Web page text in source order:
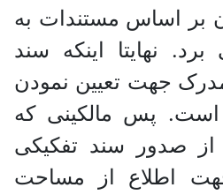
بر اساس مستندات به
نهایتا اینکه سند
جهت تعیین نمودن
است. پس مالکینی که
از صدور سند تفکیکی
اطلاع از مساحت